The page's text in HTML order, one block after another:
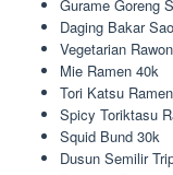
Gurame Goreng
Daging Bakar
Vegetarian
Mie Ramen 40k
Tori Katsu
Spicy Toriktasu
Squid Bund 30k
Dusun Semilir